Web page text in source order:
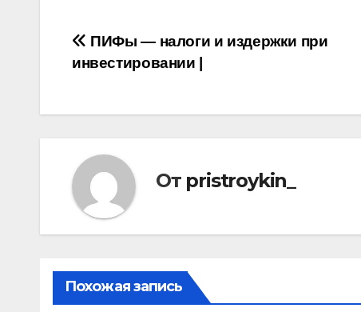
Навигация
записям
ПИФы — налоги и издержки при
инвестировании |
От pristroykin_
Похожая запись